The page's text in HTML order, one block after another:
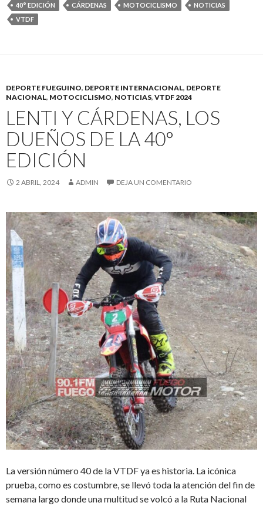
40° EDICIÓN CÁRDENAS MOTOCICLISMO
NOTICIAS
VTDF
DEPORTE FUEGUINO, DEPORTE INTERNACIONAL, DEPORTE
NACIONAL, MOTOCICLISMO, NOTICIAS, VTDF 2024
LENTI Y CÁRDENAS, LOS
DUEÑOS DE LA 40°
EDICIÓN
2 ABRIL, 2024 ADMIN DEJA UN COMENTARIO
La versión número 40 de la VTDF ya es historia. La icónica
prueba, como es costumbre, se llevó toda la atención del fin de
semana largo donde una multitud se volcó a la Ruta Nacional